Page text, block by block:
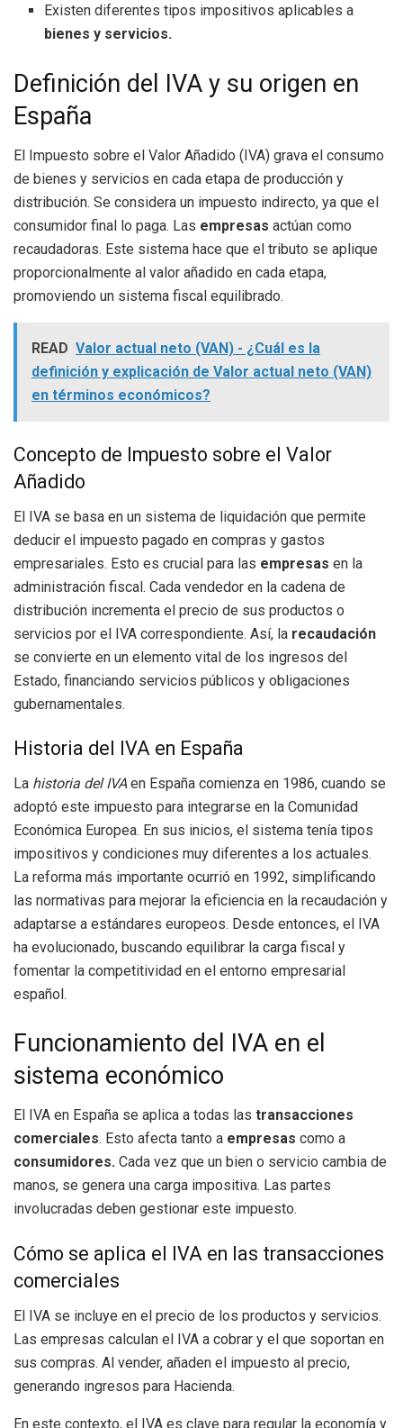
Existen diferentes tipos impositivos aplicables a
bienes y servicios.
Definición del IVA y su origen en
España
El Impuesto sobre el Valor Añadido (IVA) grava el consumo
de bienes y servicios en cada etapa de producción y
distribución. Se considera un impuesto indirecto, ya que el
consumidor final lo paga. Las empresas actúan como
recaudadoras. Este sistema hace que el tributo se aplique
proporcionalmente al valor añadido en cada etapa,
promoviendo un sistema fiscal equilibrado.
READ Valor actual neto (VAN) - ¿Cuál es la
definición y explicación de Valor actual neto (VAN)
en términos económicos?
Concepto de Impuesto sobre el Valor
Añadido
El IVA se basa en un sistema de liquidación que permite
deducir el impuesto pagado en compras y gastos
empresariales. Esto es crucial para las empresas en la
administración fiscal. Cada vendedor en la cadena de
distribución incrementa el precio de sus productos o
servicios por el IVA correspondiente. Así, la recaudación
se convierte en un elemento vital de los ingresos del
Estado, financiando servicios públicos y obligaciones
gubernamentales.
Historia del IVA en España
La historia del IVAen España comienza en 1986, cuando se
adoptó este impuesto para integrarse en la Comunidad
Económica Europea. En sus inicios, el sistema tenía tipos
impositivos y condiciones muy diferentes a los actuales.
La reforma más importante ocurrió en 1992, simplificando
las normativas para mejorar la eficiencia en la recaudación y
adaptarse a estándares europeos. Desde entonces, el IVA
ha evolucionado, buscando equilibrar la carga fiscal y
fomentar la competitividad en el entorno empresarial
español.
Funcionamiento del IVA en el
sistema económico
El IVA en España se aplica a todas las transacciones
comerciales. Esto afecta tanto a empresas como a
consumidores. Cada vez que un bien o servicio cambia de
manos, se genera una carga impositiva. Las partes
involucradas deben gestionar este impuesto.
Cómo se aplica el IVA en las transacciones
comerciales
El IVA se incluye en el precio de los productos y servicios.
Las empresas calculan el IVA a cobrar y el que soportan en
sus compras. Al vender, añaden el impuesto al precio,
generando ingresos para Hacienda.
En este contexto, el IVA es clave para regular la economía y